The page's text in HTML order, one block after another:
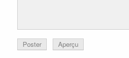
Poster Aperçu